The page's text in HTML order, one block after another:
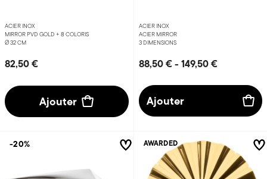
ACIER INOX
MIRROR PVD GOLD + 8 COLORIS
Ø 32 CM
82,50 €
Ajouter
ACIER INOX
ACIER MIRROR
3 DIMENSIONS
88,50 €- 149,50 €
Ajouter
-20% AWARDED